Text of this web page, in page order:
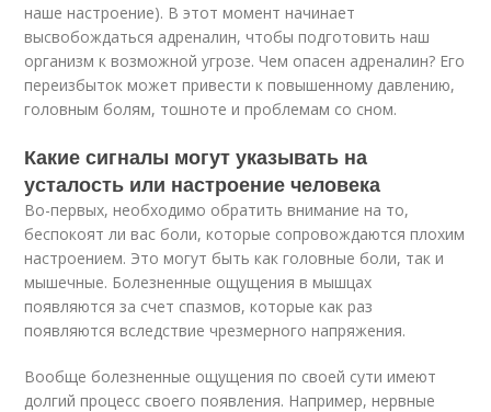
наше настроение). В этот момент начинает
высвобождаться адреналин, чтобы подготовить наш
организм к возможной угрозе. Чем опасен адреналин? Его
переизбыток может привести к повышенному давлению,
головным болям, тошноте и проблемам со сном.
Какие сигналы могут указывать на
усталость или настроение человека
Во-первых, необходимо обратить внимание на то,
беспокоят ли вас боли, которые сопровождаются плохим
настроением. Это могут быть как головные боли, так и
мышечные. Болезненные ощущения в мышцах
появляются за счет спазмов, которые как раз
появляются вследствие чрезмерного напряжения.
Вообще болезненные ощущения по своей сути имеют
долгий процесс своего появления. Например, нервные